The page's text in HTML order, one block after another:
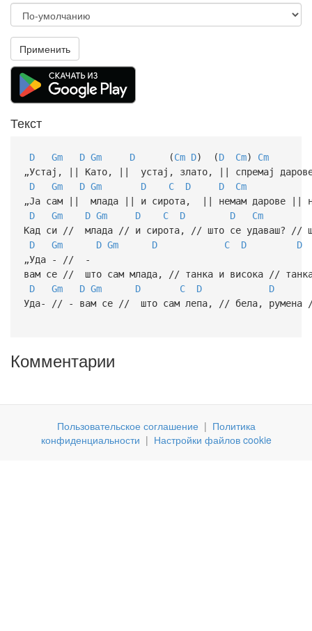
Применить
Текст
D Gm D Gm D(Cm D) (D Cm) Cm
„Устај, || Като, || устај, злато, || спремај дарове
D
Gm D Gm D C D D
Cm
„Ја сам || млада || и сирота, || немам дарове ||
D
Gm D Gm D C D D
Cm
Кад си // млада // и сирота, // што се удаваш? //
D
Gm D Gm D C D
D
„Уда - // -
вам се // што сам млада, // танка и висока // танка
D
Gm D Gm D C D
D
Уда- // - вам се // што сам лепа, // бела, румена //
Комментарии
Пользовательское соглашение | Политика
конфиденциальности | Настройки файлов cookie